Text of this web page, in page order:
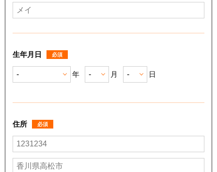
生年月日 必須
年 月 日
住所 必須